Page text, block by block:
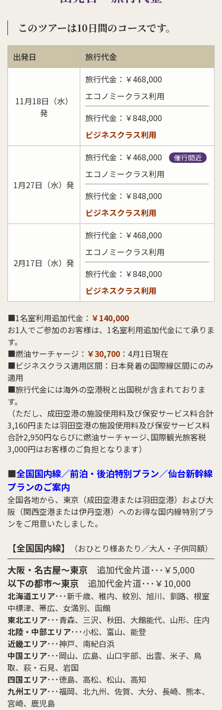
このツアーは10日間のコースです。
出発日 旅行代金
11月18日（水）
発
旅行代金：￥468,000
エコノミークラス利用
旅行代金：￥848,000
ビジネスクラス利用
1月27日（水）発
旅行代金：￥468,000 催行間近
エコノミークラス利用
旅行代金：￥848,000
ビジネスクラス利用
2月17日（水）発
旅行代金：￥468,000
エコノミークラス利用
旅行代金：￥848,000
ビジネスクラス利用
■1名室利用追加代金： ￥140,000
お1人でご参加のお客様は、1名室利用追加代金にて承りま
す。
■燃油サーチャージ： ￥30,700 ：4月1日現在
■ビジネスクラス適用区間：日本発着の国際線区間にのみ
適用
■旅行代金には海外の空港税と出国税が含まれておりま
す。
（ただし、成田空港の施設使用料及び保安サービス料合計
3,160円または羽田空港の施設使用料及び保安サービス料
合計2,950円ならびに燃油サーチャージ､国際観光旅客税
3,000円はお客様のご負担となります）
■全国国内線／前泊・後泊特別プラン／仙台新幹線
プランのご案内
全国各地から、東京（成田空港または羽田空港）および大
阪（関西空港または伊丹空港）へのお得な国内線特別プラ
ンをご用意いたしました。
【全国国内線】 （おひとり様あたり／大人・子供同額）
大阪・名古屋〜東京 追加代金片道･･･￥5,000
以下の都市〜東京 追加代金片道･･･￥10,000
北海道エリア･･･新千歳、稚内、紋別、旭川、釧路、根室
中標津、帯広、女満別、函館
東北エリア･･･青森、三沢、秋田、大館能代、山形、庄内
北陸・中部エリア･･･小松、富山、能登
近畿エリア･･･神戸、南紀白浜
中国エリア･･･岡山、広島、山口宇部、出雲、米子、鳥
取、萩・石見、岩国
四国エリア･･･徳島、高松、松山、高知
九州エリア･･･福岡、北九州、佐賀、大分、長崎、熊本、
宮崎、鹿児島